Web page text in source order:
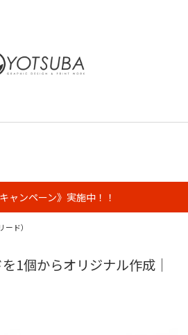
ャンペーン》実施中！！
ド）
1個からオリジナル作成｜